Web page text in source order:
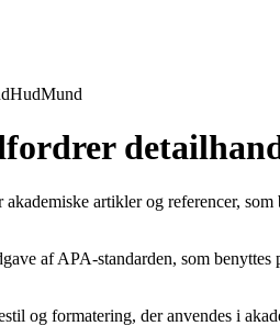
HudMund
artikler og referencer,
af APA-standarden, som
og formatering, der anvendes i